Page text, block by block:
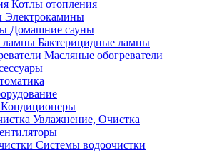
Котлы отопления
Электрокамины
Домашние сауны
Бактерицидные лампы
Масляные обогреватели
Кондиционеры
Увлажнение, Очистка
Системы водоочистки